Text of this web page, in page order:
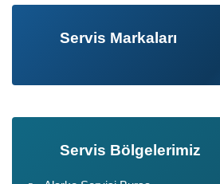
Servis Markaları
Servis Bölgelerimiz